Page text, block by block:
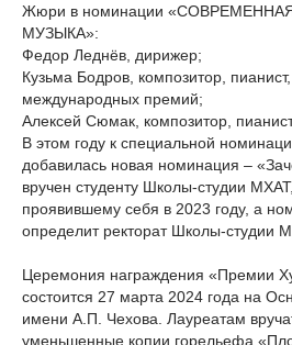
Жюри в номинации
МУЗЫКА»:
Федор Леднёв, дирижер;
Кузьма Бодров, композитор,
международных премий;
Алексей Сюмак, композитор,
В этом году к специальной
добавилась новая номинация –
вручен студенту Школы-студии
проявившему себя в 2023 году, а
определит ректорат Школы-студии
Церемония награждения «Премии
состоится 27 марта 2024 года на
имени А.П. Чехова. Лауреатам
уменьшенные копии горельефа